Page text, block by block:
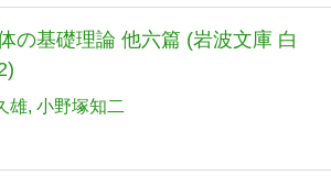
の基礎理論 他六篇 (岩波文庫 白
雄 小野塚知二